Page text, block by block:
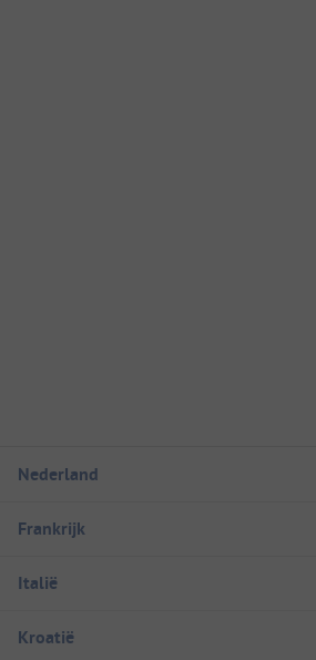
Nederland
Frankrijk
Italië
Kroatië